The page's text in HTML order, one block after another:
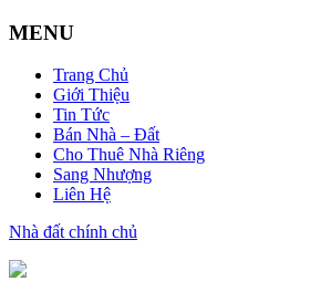
MENU
Trang Chủ
Giới Thiệu
Tin Tức
Bán Nhà – Đất
Cho Thuê Nhà Riêng
Sang Nhượng
Liên Hệ
Nhà đất chính chủ